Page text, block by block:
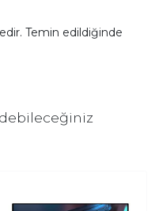
Temin edildiğinde